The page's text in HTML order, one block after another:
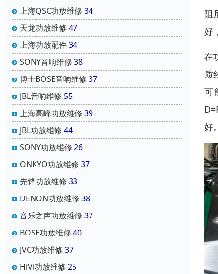
上海QSC功放维修 34
天龙功放维修 47
上海功放配件34
SONY音响维修 38
博士BOSE音响维修 37
JBL音响维修 55
上海高峰功放维修 39
JBL功放维修 44
SONY功放维修 26
ONKYO功放维修 37
先锋功放维修 33
DENON功放维修 38
音乐之声功放维修 37
BOSE功放维修 40
JVC功放维修 37
HiVi功放维修 25
阻
好
在
质
可
好